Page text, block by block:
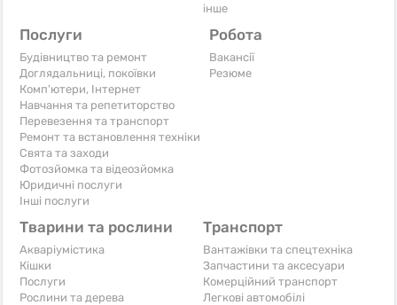
інше
Послуги
Будівництво та ремонт
Доглядальниці, покоївки
Комп'ютери, Інтернет
Навчання та репетиторство
Перевезення та транспорт
Ремонт та встановлення техніки
Свята та заходи
Фотозйомка та відеозйомка
Юридичні послуги
Інші послуги
Робота
Вакансії
Резюме
Тварини та рослини
Акваріумістика
Кішки
Послуги
Рослини та дерева
Транспорт
Вантажівки та спецтехніка
Запчастини та аксесуари
Комерційний транспорт
Легкові автомобілі